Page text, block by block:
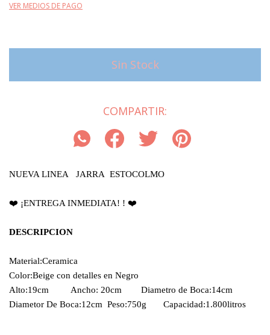
VER MEDIOS DE PAGO
COMPARTIR:
NUEVA LINEA   JARRA  ESTOCOLMO
❤️ ¡ENTREGA INMEDIATA! ! ❤️
DESCRIPCION
Material:Ceramica
Color:Beige con detalles en Negro
Alto:19cm         Ancho: 20cm        Diametro de Boca:14cm
Diametor De Boca:12cm  Peso:750g       Capacidad:1.800litros